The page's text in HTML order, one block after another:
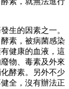
生的因素之一。
素，被病菌感染
健康的血液，這
物、毒素及外來
酵素。另外不少
全，沒有辦法正